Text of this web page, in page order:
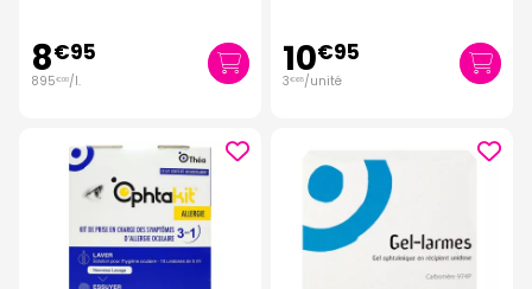
8€95
895€00/l. 10€95
3€65/unité